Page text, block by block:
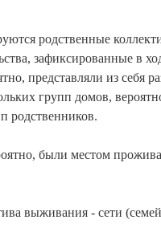
родственные
зафиксированные в
представляли из себя
групп домов,
родственников.
были местом
выживания - сети